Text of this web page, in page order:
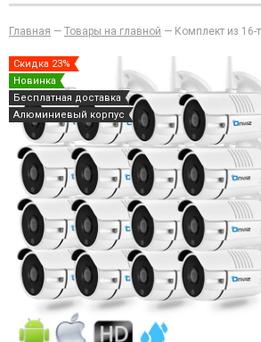
Главная — Товары на главной — Комплект из
Скидка 23%
Новинка
Бесплатная доставка
Алюминиевый корпус